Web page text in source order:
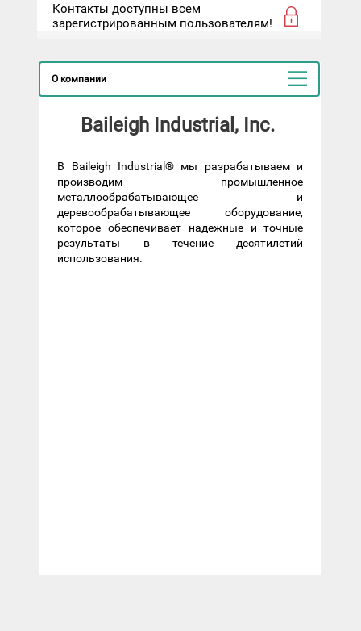
Контакты доступны всем
зарегистрированным пользователям!
О компании
Baileigh Industrial, Inc.
В Baileigh Industrial® мы разрабатываем и
производим промышленное
металлообрабатывающее и
деревообрабатывающее оборудование,
которое обеспечивает надежные и точные
результаты в течение десятилетий
использования.